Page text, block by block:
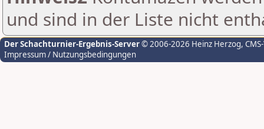
und sind in der Liste nicht
Der Schachturnier-Ergebnis-Server© 2006-2026 Heinz Herzog,
Impressum / Nutzungsbedingungen